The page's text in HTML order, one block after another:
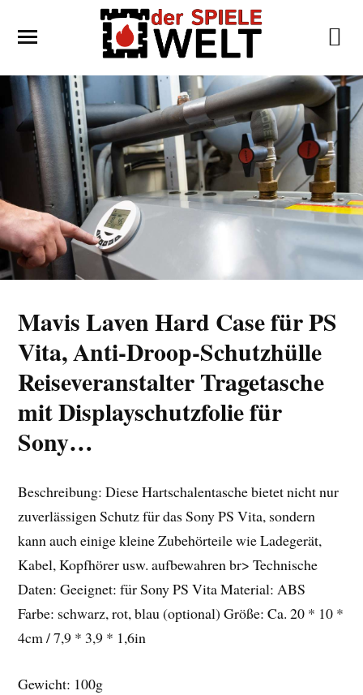
Mavis Laven Hard Case für PS
Vita, Anti-Droop-Schutzhülle
Reiseveranstalter Tragetasche
mit Displayschutzfolie für
Sony…
Beschreibung: Diese Hartschalentasche bietet nicht nur
zuverlässigen Schutz für das Sony PS Vita, sondern
kann auch einige kleine Zubehörteile wie Ladegerät,
Kabel, Kopfhörer usw. aufbewahren br> Technische
Daten: Geeignet: für Sony PS Vita Material: ABS
Farbe: schwarz, rot, blau (optional) Größe: Ca. 20 * 10 *
4cm / 7,9 * 3,9 * 1,6in
Gewicht: 100g